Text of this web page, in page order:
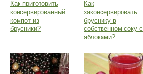
Как приготовить
консервированный
компот из
брусники?
Как
законсервировать
бруснику в
собственном соку с
яблоками?